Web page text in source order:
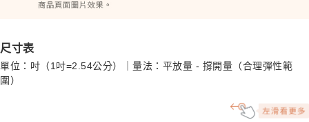
尺寸表
單位：吋（1吋=2.54公分）｜量法：平放量 - 撐開量（合理彈性範
圍）